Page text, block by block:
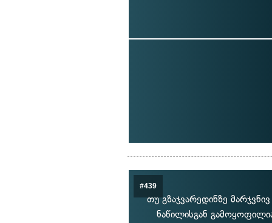
#439
თუ გზაჯვარედინზე
ნაწილისგან